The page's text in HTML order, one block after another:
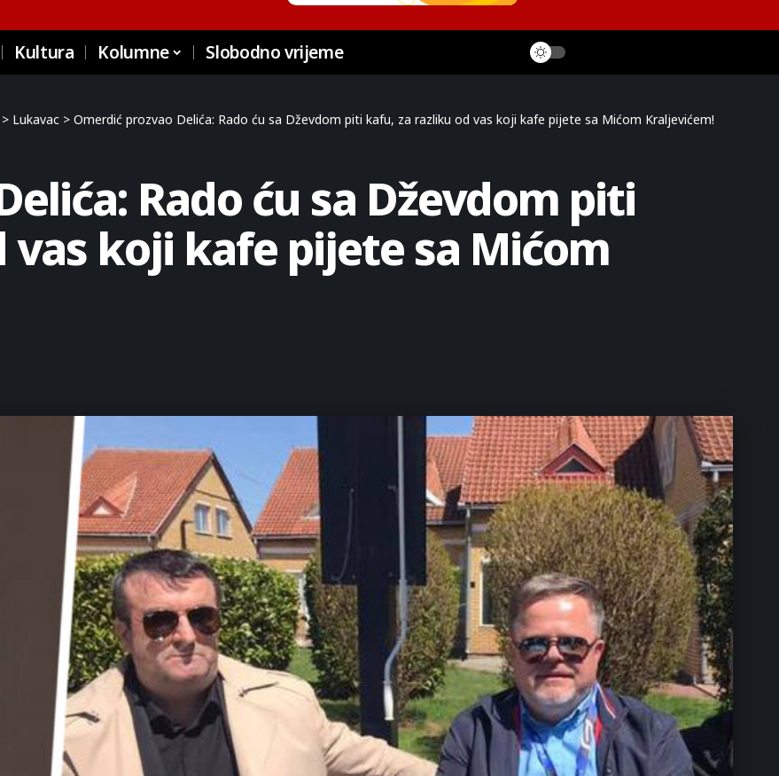
Kultura Kolumne Slobodno vrijeme
> Lukavac > Omerdić prozvao Delića: Rado ću sa Dževdom piti kafu, za razliku od vas koji kafe pijete sa Mićom Kraljevićem!
Rado ću sa Dževdom piti
vas koji kafe pijete sa Mićom